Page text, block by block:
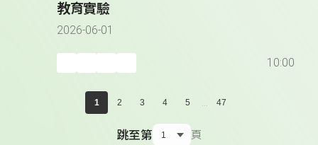
教育實驗
2026-06-01
10:00
1 2 3 4 5 ... 47
跳至第 頁